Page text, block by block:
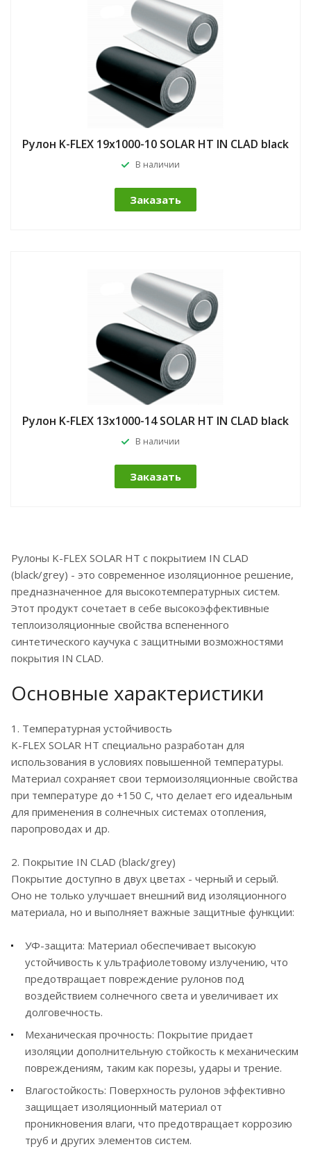
Рулон K-FLEX 19x1000-10 SOLAR HT IN CLAD black
В наличии
Заказать
Рулон K-FLEX 13x1000-14 SOLAR HT IN CLAD black
В наличии
Заказать
Рулоны K-FLEX SOLAR HT с покрытием IN CLAD
(black/grey) - это современное изоляционное решение,
предназначенное для высокотемпературных систем.
Этот продукт сочетает в себе высокоэффективные
теплоизоляционные свойства вспененного
синтетического каучука с защитными возможностями
покрытия IN CLAD.
Основные характеристики
1. Температурная устойчивость
K-FLEX SOLAR HT специально разработан для
использования в условиях повышенной температуры.
Материал сохраняет свои термоизоляционные свойства
при температуре до +150 C, что делает его идеальным
для применения в солнечных системах отопления,
паропроводах и др.
2. Покрытие IN CLAD (black/grey)
Покрытие доступно в двух цветах - черный и серый.
Оно не только улучшает внешний вид изоляционного
материала, но и выполняет важные защитные функции:
УФ-защита: Материал обеспечивает высокую
устойчивость к ультрафиолетовому излучению, что
предотвращает повреждение рулонов под
воздействием солнечного света и увеличивает их
долговечность.
Механическая прочность: Покрытие придает
изоляции дополнительную стойкость к механическим
повреждениям, таким как порезы, удары и трение.
Влагостойкость: Поверхность рулонов эффективно
защищает изоляционный материал от
проникновения влаги, что предотвращает коррозию
труб и других элементов систем.